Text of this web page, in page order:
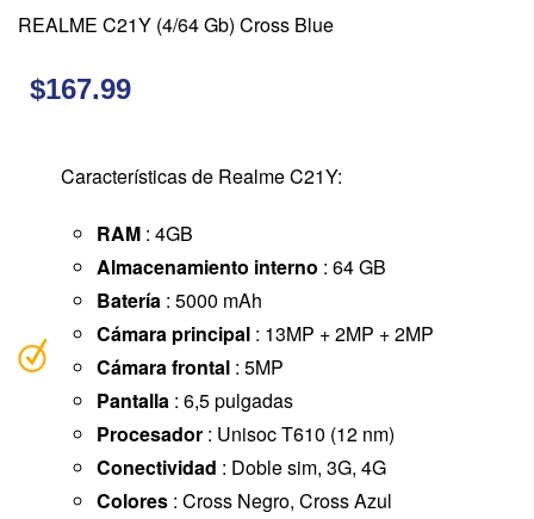
REALME C21Y (4/64 Gb) Cross Blue
$167.99
Características de Realme C21Y:
RAM : 4GB
Almacenamiento interno : 64 GB
Batería : 5000 mAh
Cámara principal : 13MP + 2MP + 2MP
Cámara frontal : 5MP
Pantalla : 6,5 pulgadas
Procesador : Unisoc T610 (12 nm)
Conectividad : Doble sim, 3G, 4G
Colores : Cross Negro, Cross Azul